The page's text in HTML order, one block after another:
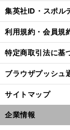
集英社ID・スポル
利用規約・会員規
特定商取引法に基
ブラウザプッシュ
サイトマップ
企業情報